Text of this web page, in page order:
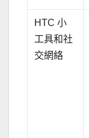
HTC 小
工具和社
交網絡